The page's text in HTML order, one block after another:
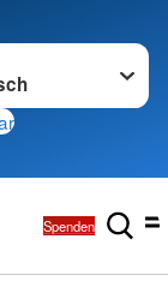
wechseln zu
Spenden